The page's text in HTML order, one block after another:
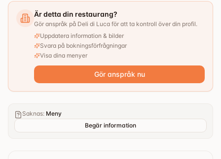
Är detta din restaurang?
Gör anspråk på Deli di Luca för att ta kontroll över din profil.
Uppdatera information & bilder
Svara på bokningsförfrågningar
Visa dina menyer
Gör anspråk nu
Saknas: Meny
Begär information